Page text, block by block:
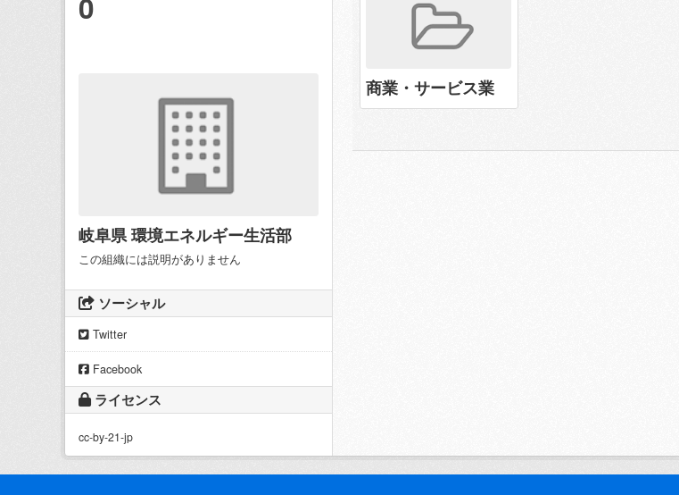
岐阜県 環境エネルギー生活部
この組織には説明がありません
ソーシャル
Twitter
Facebook
ライセンス
cc-by-21-jp
商業・サービス業